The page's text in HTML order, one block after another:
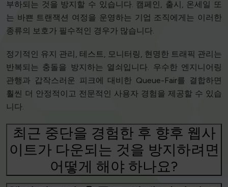
부하되는 것을 방지할 수 있습니다. 캠페인, 출시, 온세일 또
는 바쁜 트랜잭션 여정을 운영하는 기업 조직에게는 이러한
종류의 보호가 필수적인 경우가 많습니다.
정기적인 유지 관리, 테스트, 모니터링, 현명한 트래픽 관리는
반복되는 충돌을 방지하는 열쇠입니다. 우수한 엔지니어링
관행과 갑작스러운 피크에 대비한 Queue-Fair를 결합하면
훨씬 더 안정적이고 전문적인 사용자 경험을 제공할 수 있습
니다.
최근 중단을 경험한 후 향후 웹사
이트가 다운되는 것을 방지하려면
어떻게 해야 하나요?